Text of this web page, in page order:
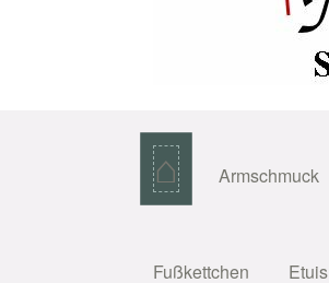
⌂ Armschmuck
Fußkettchen Etuis